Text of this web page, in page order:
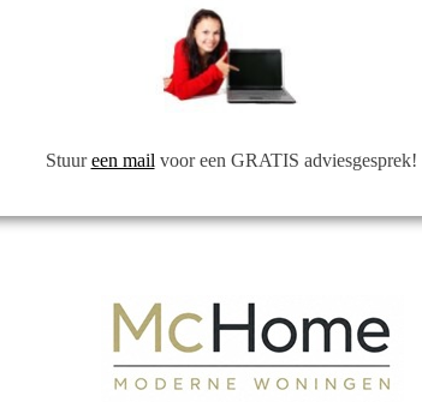
Stuur een mail voor een GRATIS adviesgesprek!